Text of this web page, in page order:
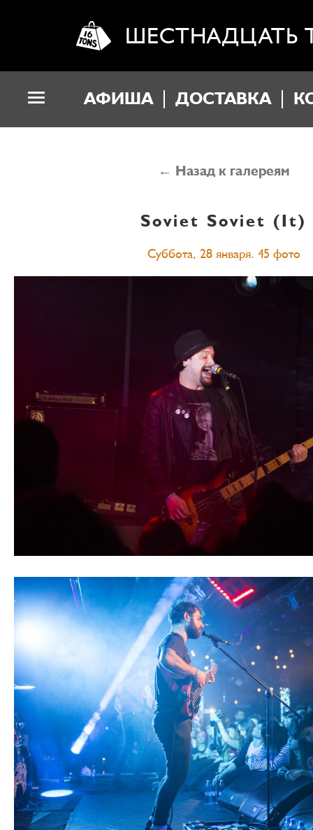
ШЕСТНАДЦАТЬ
АФИША ДОСТАВКА
← Назад к галереям
Soviet Soviet (It)
Суббота, 28 января. 45 фото